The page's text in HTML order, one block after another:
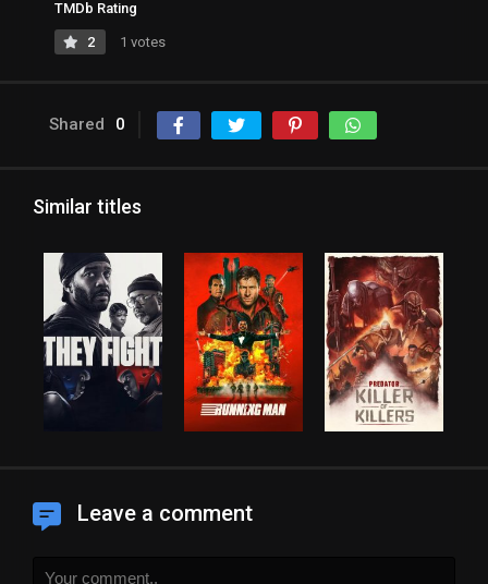
TMDb Rating
2 1 votes
Shared 0
Similar titles
Leave a comment